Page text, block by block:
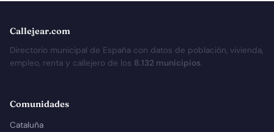
Callejear.com
Directorio municipal de España con datos de población, vivienda,
empleo, renta y callejero de los 8.132 municipios.
Comunidades
Cataluña